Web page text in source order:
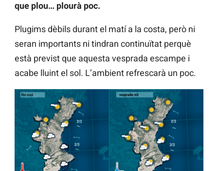
que plou… plourà poc.
Plugims dèbils durant el matí a la costa, però ni
seran importants ni tindran continuïtat perquè
està previst que aquesta vesprada escampe i
acabe lluint el sol. L’ambient refrescarà un poc.